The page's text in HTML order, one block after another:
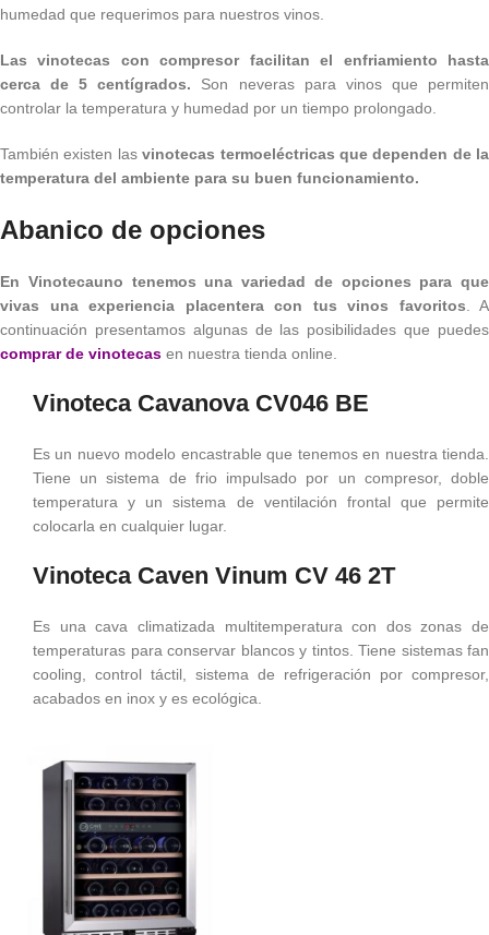
humedad que requerimos para nuestros vinos.
Las vinotecas con compresor facilitan el enfriamiento hasta
cerca de 5 centígrados. Son neveras para vinos que permiten
controlar la temperatura y humedad por un tiempo prolongado.
También existen lasvinotecas termoeléctricas que dependen de la
temperatura del ambiente para su buen funcionamiento.
Abanico de opciones
En Vinotecauno tenemos una variedad de opciones para que
vivas una experiencia placentera con tus vinos favoritos . A
continuación presentamos algunas de las posibilidades que puedes
comprar de vinotecas en nuestra tienda online.
Vinoteca Cavanova CV046 BE
Es un nuevo modelo encastrable que tenemos en nuestra tienda.
Tiene un sistema de frio impulsado por un compresor, doble
temperatura y un sistema de ventilación frontal que permite
colocarla en cualquier lugar.
Vinoteca Caven Vinum CV 46 2T
Es una cava climatizada multitemperatura con dos zonas de
temperaturas para conservar blancos y tintos. Tiene sistemas fan
cooling, control táctil, sistema de refrigeración por compresor,
acabados en inox y es ecológica.